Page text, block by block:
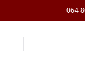
064